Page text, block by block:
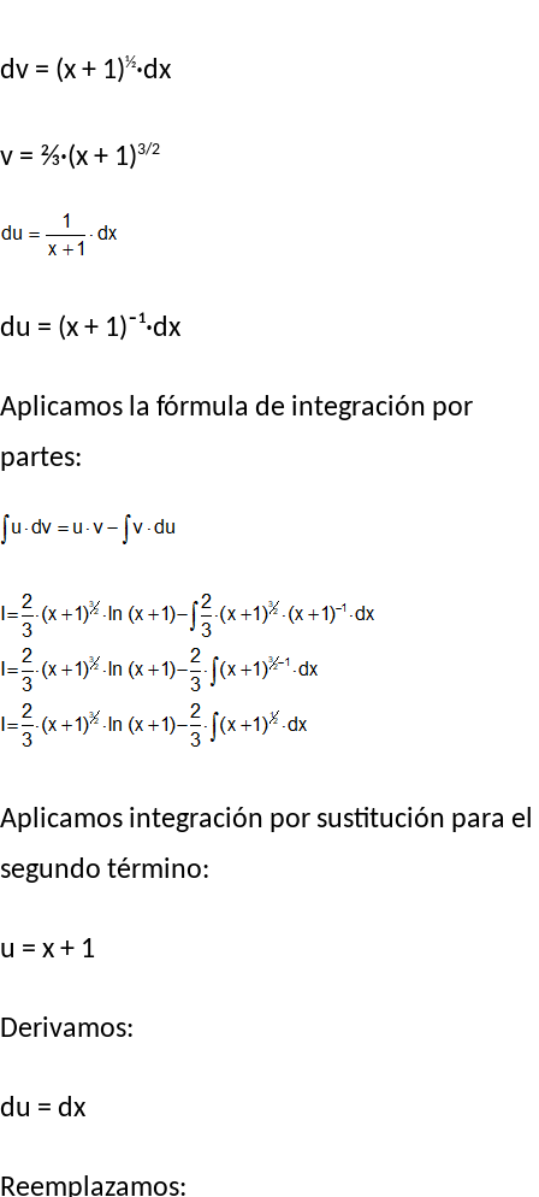
dv = (x + 1)½·dx
v = ⅔·(x + 1)3/2
du = (x + 1)⁻¹·dx
Aplicamos la fórmula de integración por
partes:
Aplicamos integración por sustitución para el
segundo término:
u = x + 1
Derivamos:
du = dx
Reemplazamos: